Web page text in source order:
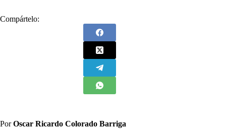
Compártelo:
PorOscar Ricardo Colorado Barriga